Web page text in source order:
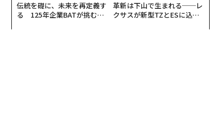
伝統を礎に、未来を再定義す
る 125年企業BATが挑むス
革新は下山で生まれる──レ
クサスが新型TZとESに込め